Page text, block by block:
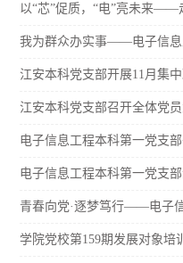
以“芯”促质，“电”亮未来——
江安本科党支部召开全体党
电子信息工程本科第一党支